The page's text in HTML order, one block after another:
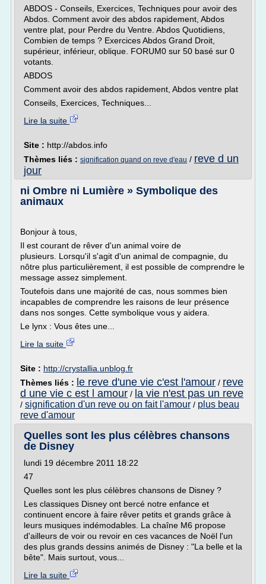
ABDOS - Conseils, Exercices, Techniques pour avoir des
Abdos. Comment avoir des abdos rapidement, Abdos
ventre plat, pour Perdre du Ventre. Abdos Quotidiens,
Combien de temps ? Exercices Abdos Grand Droit,
supérieur, inférieur, oblique. FORUM0 sur 50 basé sur 0
votants.
ABDOS
Comment avoir des abdos rapidement, Abdos ventre plat
Conseils, Exercices, Techniques...
Lire la suite
Site : http://abdos.info
Thèmes liés : signification quand on reve d'eau / reve d un
jour
ni Ombre ni Lumière » Symbolique des
animaux
Bonjour à tous,
Il est courant de rêver d'un animal voire de
plusieurs. Lorsqu'il s'agit d'un animal de compagnie, du
nôtre plus particulièrement, il est possible de comprendre le
message assez simplement.
Toutefois dans une majorité de cas, nous sommes bien
incapables de comprendre les raisons de leur présence
dans nos songes. Cette symbolique vous y aidera.
Le lynx : Vous êtes une...
Lire la suite
Site : http://crystallia.unblog.fr
Thèmes liés : le reve d'une vie c'est l'amour / reve
d une vie c est l amour / la vie n'est pas un reve
/ signification d'un reve ou on fait l'amour / plus beau
reve d'amour
Quelles sont les plus célèbres chansons
de Disney
lundi 19 décembre 2011 18:22
47
Quelles sont les plus célèbres chansons de Disney ?
Les classiques Disney ont bercé notre enfance et
continuent encore à faire rêver petits et grands grâce à
leurs musiques indémodables. La chaîne M6 propose
d'ailleurs de voir ou revoir en ces vacances de Noël l'un
des plus grands dessins animés de Disney : "La belle et la
bête". Mais surtout, vous...
Lire la suite